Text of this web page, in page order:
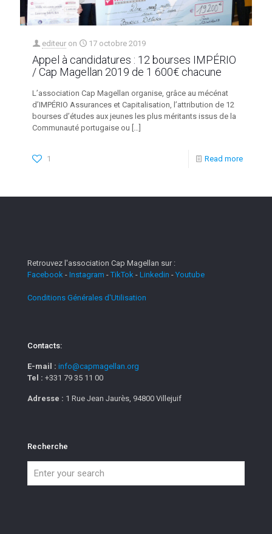
editeur on 17 octobre 2019
Appel à candidatures : 12 bourses IMPÉRIO
/ Cap Magellan 2019 de 1 600€ chacune
L’association Cap Magellan organise, grâce au mécénat
d’IMPÉRIO Assurances et Capitalisation, l’attribution de 12
bourses d’études aux jeunes les plus méritants issus de la
Communauté portugaise ou […]
1 Read more
Retrouvez l'association Cap Magellan sur :
Facebook - Instagram -TikTok - Linkedin - Youtube
Conditions Générales d'Utilisation
Contacts:
E-mail : info@capmagellan.org
Tel : +331 79 35 11 00
Adresse : 1 Rue Jean Jaurès, 94800 Villejuif
Recherche